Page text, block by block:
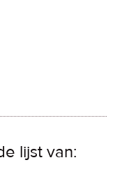
lijst van: